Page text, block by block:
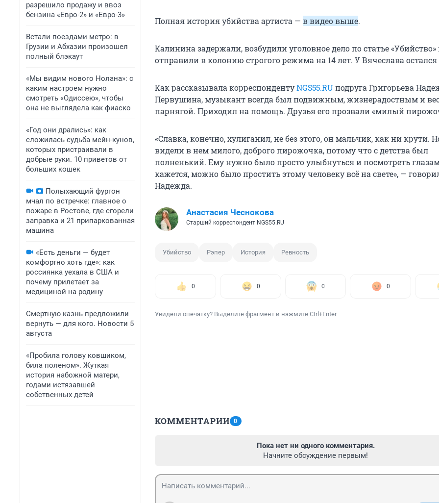
разрешило продажу и ввоз
бензина «Евро-2» и «Евро-3»
Встали поездами метро: в
Грузии и Абхазии произошел
полный блэкаут
«Мы видим нового Нолана»: с
каким настроем нужно
смотреть «Одиссею», чтобы
она не выглядела как фиаско
«Год они дрались»: как
сложилась судьба мейн-кунов,
которых пристраивали в
добрые руки. 10 приветов от
больших кошек
Полыхающий фургон
мчал по встречке: главное о
пожаре в Ростове, где сгорели
заправка и 21 припаркованная
машина
«Есть деньги — будет
комфортно хоть где»: как
россиянка уехала в США и
почему прилетает за
медициной на родину
Смертную казнь предложили
вернуть — для кого. Новости 5
августа
«Пробила голову ковшиком,
била поленом». Жуткая
история набожной матери,
годами истязавшей
собственных детей
Полная история убийства артиста — в видео выше.
Калинина задержали, возбудили уголовное дело по статье «Убийство»
отправили в колонию строгого режима на 14 лет. У Вячеслава
Как рассказывала корреспондентуNGS55.RUподруга Григорьева
Первушина, музыкант всегда был подвижным, жизнерадостным и
парнягой. Приходил на помощь. Друзья его прозвали «милый
«Славка, конечно, хулиганил, не без этого, он мальчик, как ни крути.
видели в нем милого, доброго пирожочка, потому что с детства был
полненький. Ему нужно было просто улыбнуться и посмотреть
кажется, можно было простить этому человеку всё на свете», —
Надежда.
Анастасия Чеснокова
Старший корреспондент NGS55.RU
Убийство Рэпер История Ревность
0 0 0 0
Увидели опечатку? Выделите фрагмент и нажмите Ctrl+Enter
КОММЕНТАРИИ 0
Пока нет ни одного комментария.
Начните обсуждение первым!